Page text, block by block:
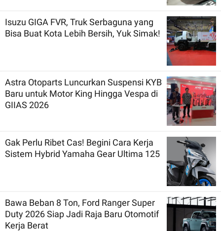
Isuzu GIGA FVR, Truk Serbaguna yang
Bisa Buat Kota Lebih Bersih, Yuk Simak!
Astra Otoparts Luncurkan Suspensi KYB
Baru untuk Motor King Hingga Vespa di
GIIAS 2026
Gak Perlu Ribet Cas! Begini Cara Kerja
Sistem Hybrid Yamaha Gear Ultima 125
Bawa Beban 8 Ton, Ford Ranger Super
Duty 2026 Siap Jadi Raja Baru Otomotif
Kerja Berat